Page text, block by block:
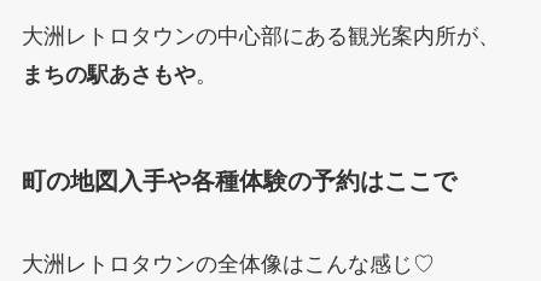
大洲レトロタウンの中心部にある観光案内所が、
まちの駅あさもや。
町の地図入手や各種体験の予約はここで
大洲レトロタウンの全体像はこんな感じ♡